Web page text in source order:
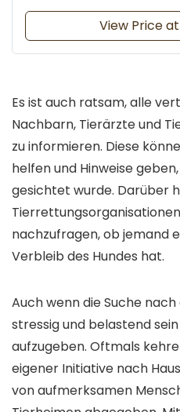
View Price
Es ist auch ratsam, alle
Nachbarn, Tierärzte und
zu informieren. Diese
helfen und Hinweise
gesichtet wurde. Darüber
nachzufragen, ob jemand
Verbleib des Hundes hat.
Auch wenn die Suche
stressig und belastend
aufzugeben. Oftmals
eigener Initiative nach
von aufmerksamen